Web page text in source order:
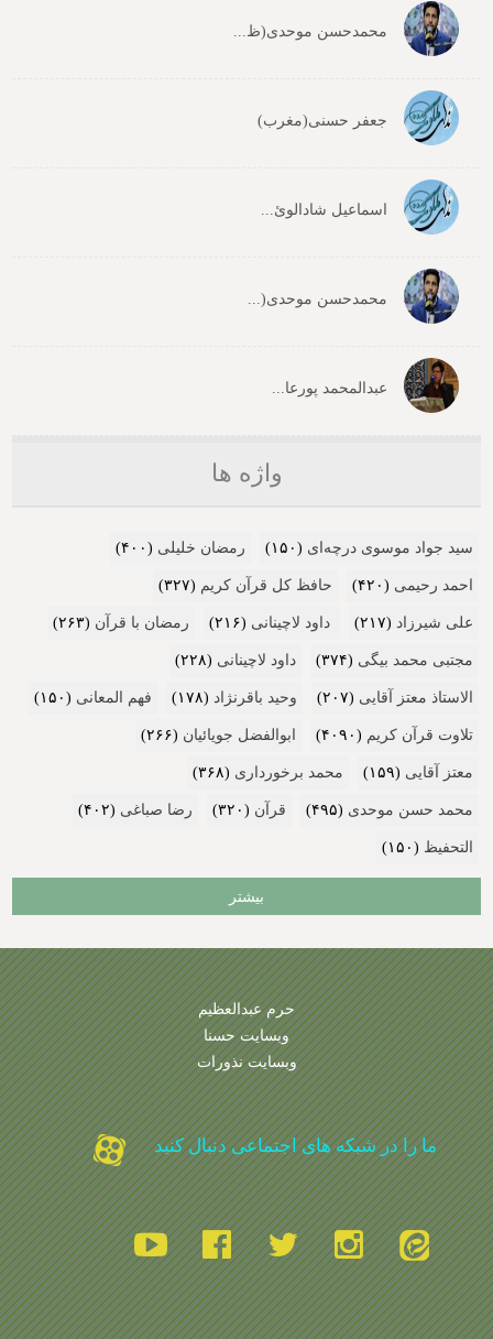
محمدحسن موحدی(ظ...
جعفر حسنی(مغرب)
اسماعیل شادالوئ...
محمدحسن موحدی(...
عبدالمحمد پورعا...
واژه ها
سید جواد موسوی درچه‌ای (۱۵۰) رمضان خلیلی (۴۰۰)
احمد رحیمی (۴۲۰) حافظ کل قرآن کریم (۳۲۷)
علی شیرزاد (۲۱۷) داود لاچینانی (۲۱۶) رمضان با قرآن (۲۶۳)
مجتبی محمد بیگی (۳۷۴) داود لاچینانی (۲۲۸)
الاستاذ معتز آقایی (۲۰۷) وحید باقرنژاد (۱۷۸) فهم المعانی (۱۵۰)
تلاوت قرآن کریم (۴۰۹۰) ابوالفضل جویائیان (۲۶۶)
معتز آقایی (۱۵۹) محمد برخورداری (۳۶۸)
محمد حسن موحدی (۴۹۵) قرآن (۳۲۰) رضا صباغی (۴۰۲)
التحفیظ (۱۵۰)
بیشتر
حرم عبدالعظیم
وبسایت حسنا
وبسایت نذورات
ما را در شبکه های اجتماعی دنبال کنید